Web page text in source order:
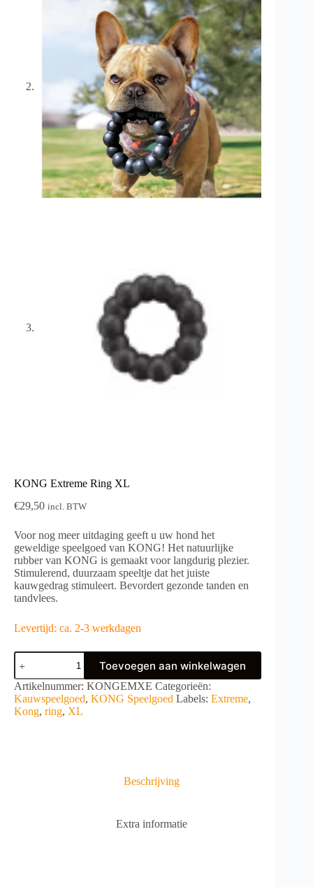
KONG Extreme Ring XL
€29,50 incl. BTW
Voor nog meer uitdaging geeft u uw hond het
geweldige speelgoed van KONG! Het natuurlijke
rubber van KONG is gemaakt voor langdurig plezier.
Stimulerend, duurzaam speeltje dat het juiste
kauwgedrag stimuleert. Bevordert gezonde tanden en
tandvlees.
Levertijd: ca. 2-3 werkdagen
KONG
Extreme
Ring
XL
aantal
Toevoegen aan winkelwagen
A
l
t
Artikelnummer: KONGEMXE Categorieën:
Kauwspeelgoed, KONG Speelgoed Labels: Extreme,
Kong, ring, XL
Beschrijving
Extra informatie